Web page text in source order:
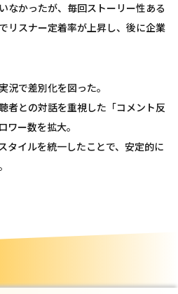
なかったが、毎回ストーリー性ある
リスナー定着率が上昇し、後に企業
況で差別化を図った。
者との対話を重視した「コメント反
ワー数を拡大。
タイルを統一したことで、安定的に